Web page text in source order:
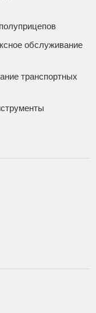
обслуживание
транспортных